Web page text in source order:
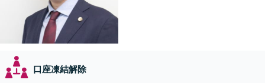
口座凍結解除